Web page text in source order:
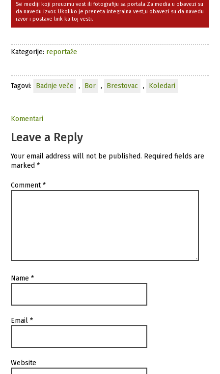
Svi mediji koji preuzmu vest ili fotografiju sa portala Za media u obavezi su
da navedu izvor. Ukoliko je preneta integralna vest,u obavezi su da navedu
izvor i postave link ka toj vesti.
Kategorije: reportaže
Tagovi: Badnje veče , Bor , Brestovac , Koledari
Komentari
Leave a Reply
Your email address will not be published. Required fields are
marked*
Comment*
Name*
Email*
Website